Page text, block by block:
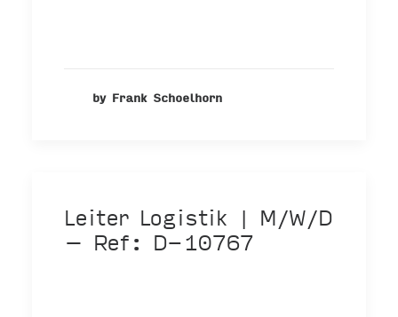
by Frank Schoelhorn
Leiter Logistik | M/W/D
– Ref: D-10767